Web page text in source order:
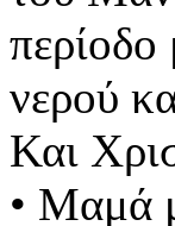
περίοδο
νερού
Και
• Μαμά